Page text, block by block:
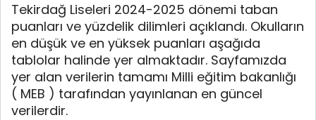
Tekirdağ Liseleri 2024-2025 dönemi taban
puanları ve yüzdelik dilimleri açıklandı. Okulların
en düşük ve en yüksek puanları aşağıda
tablolar halinde yer almaktadır. Sayfamızda
yer alan verilerin tamamı Milli eğitim bakanlığı
( MEB ) tarafından yayınlanan en güncel
verilerdir.